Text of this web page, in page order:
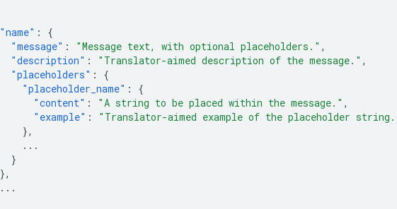
"name" :
{
"message" : "Message text, with optional placeholders." ,
"description" : "Translator-aimed description of the message." ,
"placeholders" :
{
"placeholder_name" :
{
"content" : "A string to be placed within the message." ,
"example" :
"Translator-aimed example of the placeholder
},
...
}
},
...